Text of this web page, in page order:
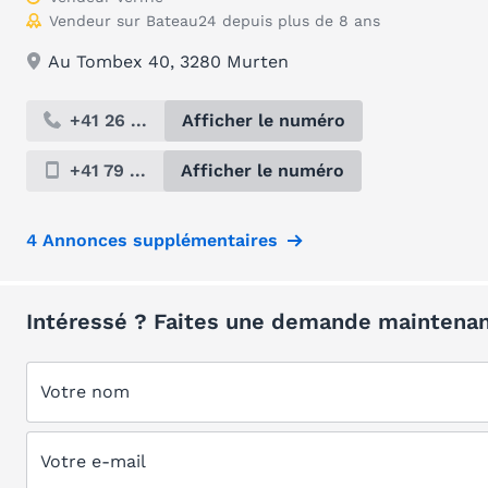
Vendeur sur Bateau24 depuis plus de 8 ans
Au Tombex 40, 3280 Murten
+41 26 ... Afficher le numéro
+41 79 ... Afficher le numéro
4 Annonces supplémentaires
Intéressé ? Faites une demande
Votre nom
Votre e-mail